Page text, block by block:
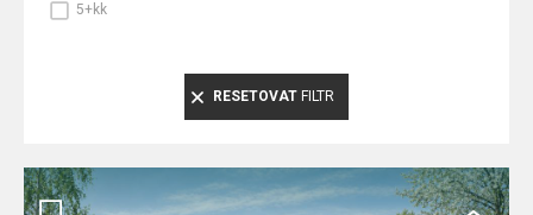
5+kk
RESETOVAT FILTR